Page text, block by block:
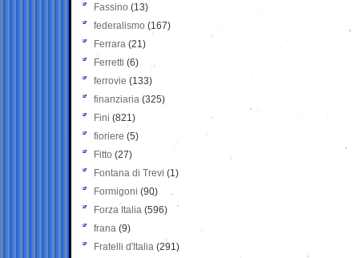
Fassino (13)
federalismo (167)
Ferrara (21)
Ferretti (6)
ferrovie (133)
finanziaria (325)
Fini (821)
fioriere (5)
Fitto (27)
Fontana di Trevi (1)
Formigoni (90)
Forza Italia (596)
frana (9)
Fratelli d'Italia (291)